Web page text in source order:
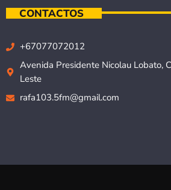
CONTACTOS
+67077072012
Avenida Presidente Nicolau Lobato,
Leste
rafa103.5fm@gmail.com